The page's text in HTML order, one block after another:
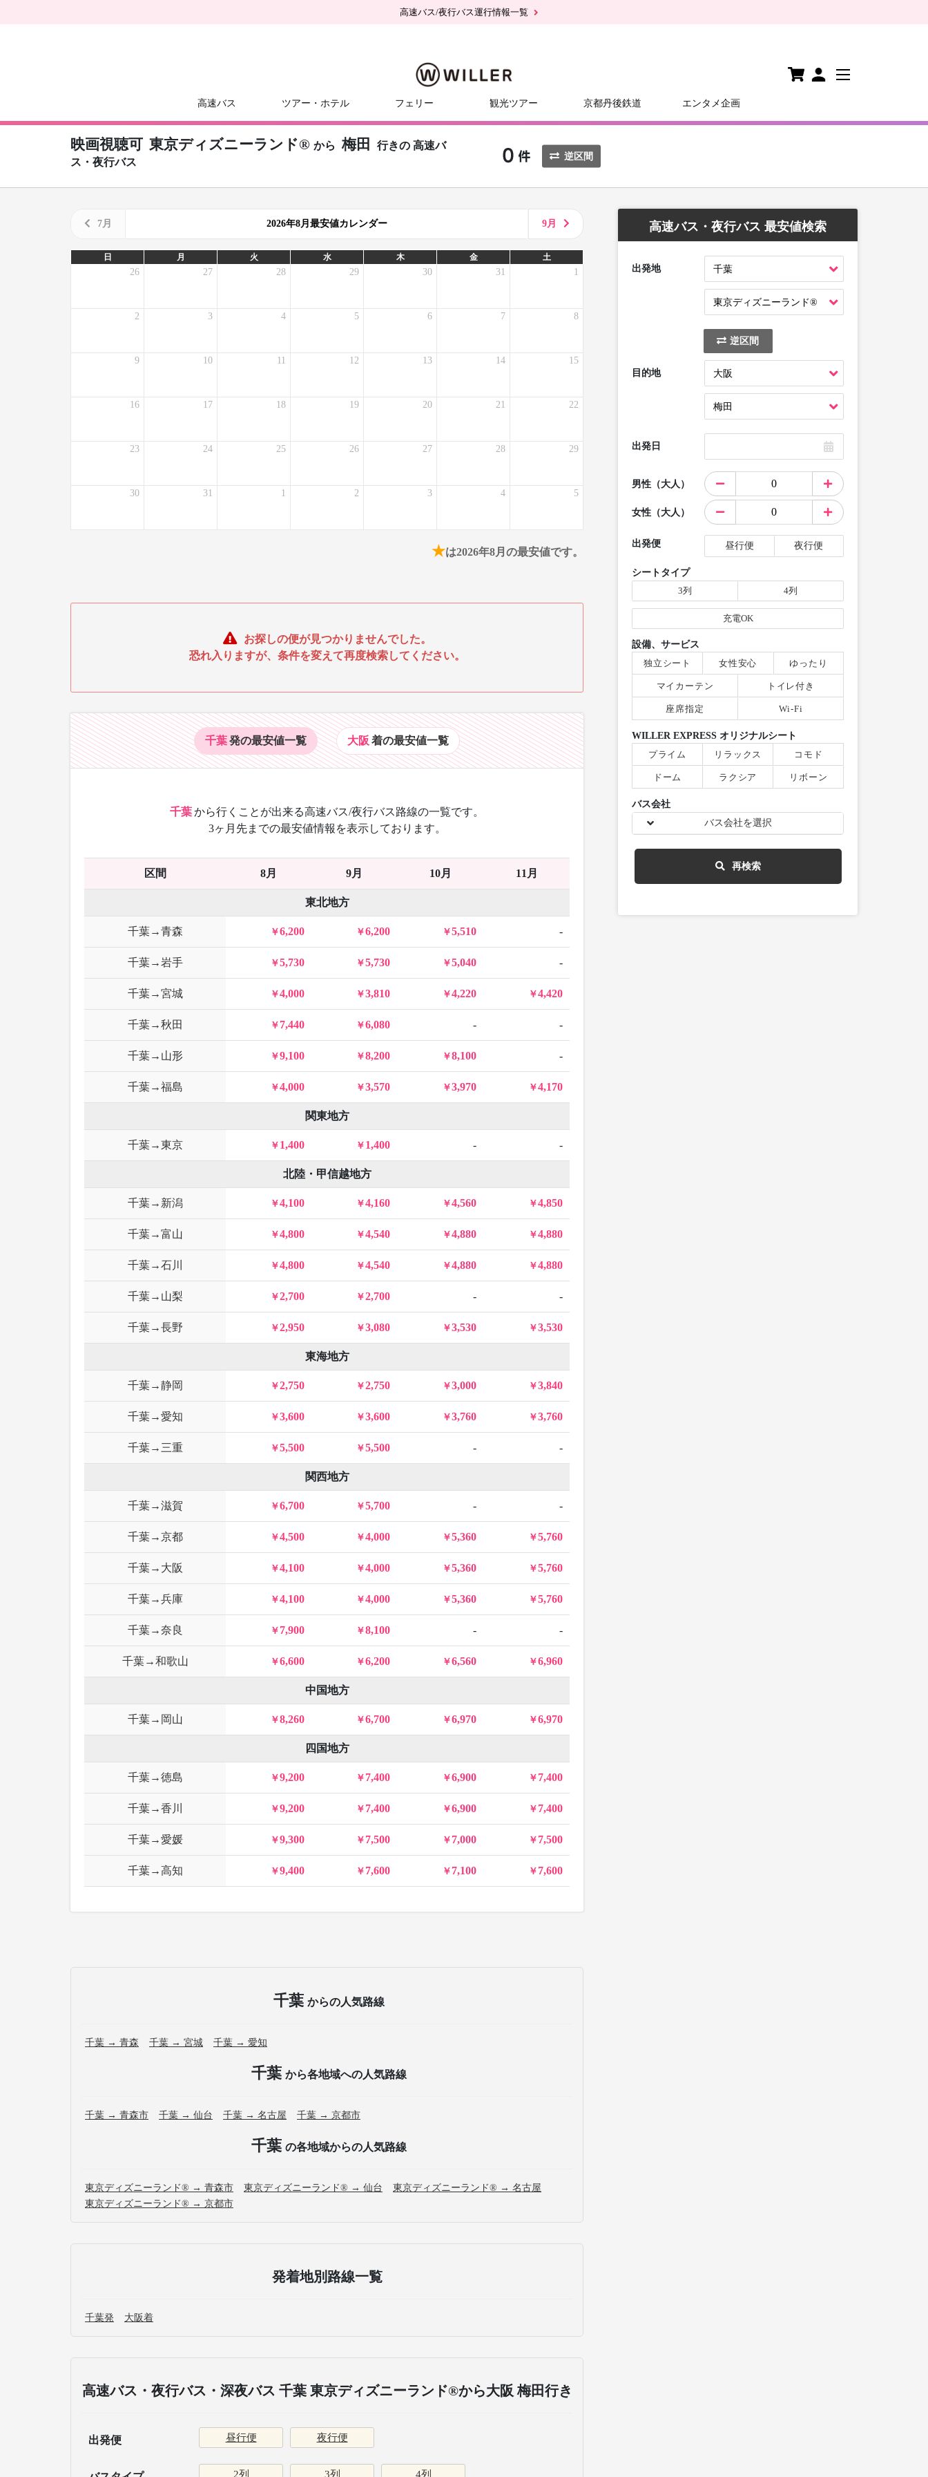
高速バス/夜行バス運行情報一覧
高速バス ツアー・ホテル フェリー 観光ツアー 京都丹後鉄道 エンタメ企画
映画視聴可 東京ディズニーランド® から 梅田 行きの 高速バ
ス・夜行バス
逆区間
7月 2026年8月最安値カレンダー 9月
日 月 火 水 木 金 土
26 27 28 29 30 31 1
2 3 4 5 6 7 8
9 10 11 12 13 14 15
16 17 18 19 20 21 22
23 24 25 26 27 28 29
30 31 1 2 3 4 5
★は2026年8月の最安値です。
お探しの便が見つかりませんでした。
恐れ入りますが、条件を変えて再度検索してください。
千葉発の最安値一覧 大阪 着の最安値一覧
千葉から行くことが出来る高速バス/夜行バス路線の一覧です。
3ヶ月先までの最安値情報を表示しております。
区間 8月 9月 10月 11月
東北地方
千葉→青森 6,200 6,200 5,510 -
千葉→岩手 5,730 5,730 5,040 -
千葉→宮城 4,000 3,810 4,220 4,420
千葉→秋田 7,440 6,080 - -
千葉→山形 9,100 8,200 8,100 -
千葉→福島 4,000 3,570 3,970 4,170
関東地方
千葉→東京 1,400 1,400 - -
北陸・甲信越地方
千葉→新潟 4,100 4,160 4,560 4,850
千葉→富山 4,800 4,540 4,880 4,880
千葉→石川 4,800 4,540 4,880 4,880
千葉→山梨 2,700 2,700 - -
千葉→長野 2,950 3,080 3,530 3,530
東海地方
千葉→静岡 2,750 2,750 3,000 3,840
千葉→愛知 3,600 3,600 3,760 3,760
千葉→三重 5,500 5,500 - -
関西地方
千葉→滋賀 6,700 5,700 - -
千葉→京都 4,500 4,000 5,360 5,760
千葉→大阪 4,100 4,000 5,360 5,760
千葉→兵庫 4,100 4,000 5,360 5,760
千葉→奈良 7,900 8,100 - -
千葉→和歌山 6,600 6,200 6,560 6,960
中国地方
千葉→岡山 8,260 6,700 6,970 6,970
四国地方
千葉→徳島 9,200 7,400 6,900 7,400
千葉→香川 9,200 7,400 6,900 7,400
千葉→愛媛 9,300 7,500 7,000 7,500
千葉→高知 9,400 7,600 7,100 7,600
千葉 からの人気路線
千葉 → 青森 千葉 → 宮城 千葉 → 愛知
千葉 から各地域への人気路線
千葉 → 青森市 千葉 → 仙台 千葉 → 名古屋 千葉 → 京都市
千葉 の各地域からの人気路線
東京ディズニーランド® → 青森市 東京ディズニーランド® → 仙台
東京ディズニーランド® → 名古屋
東京ディズニーランド® → 京都市
発着地別路線一覧
千葉発 大阪着
高速バス・夜行バス・深夜バス 千葉 東京ディズニーランド®から大阪 梅田行き
出発便 昼行便 夜行便
2列 3列 4列
高速バス・夜行バス 最安値検索
出発地
逆区間
目的地
出発日
男性（大人）
女性（大人）
出発便 昼行便 夜行便
シートタイプ
3列
4列
充電OK
設備、サービス
独立シート
女性安心 ゆったり
マイカーテン トイレ付き
座席指定 Wi-Fi
WILLER EXPRESS オリジナルシート
プライム
リラックス コモド
ドーム ラクシア リボーン
バス会社
バス会社を選択
再検索